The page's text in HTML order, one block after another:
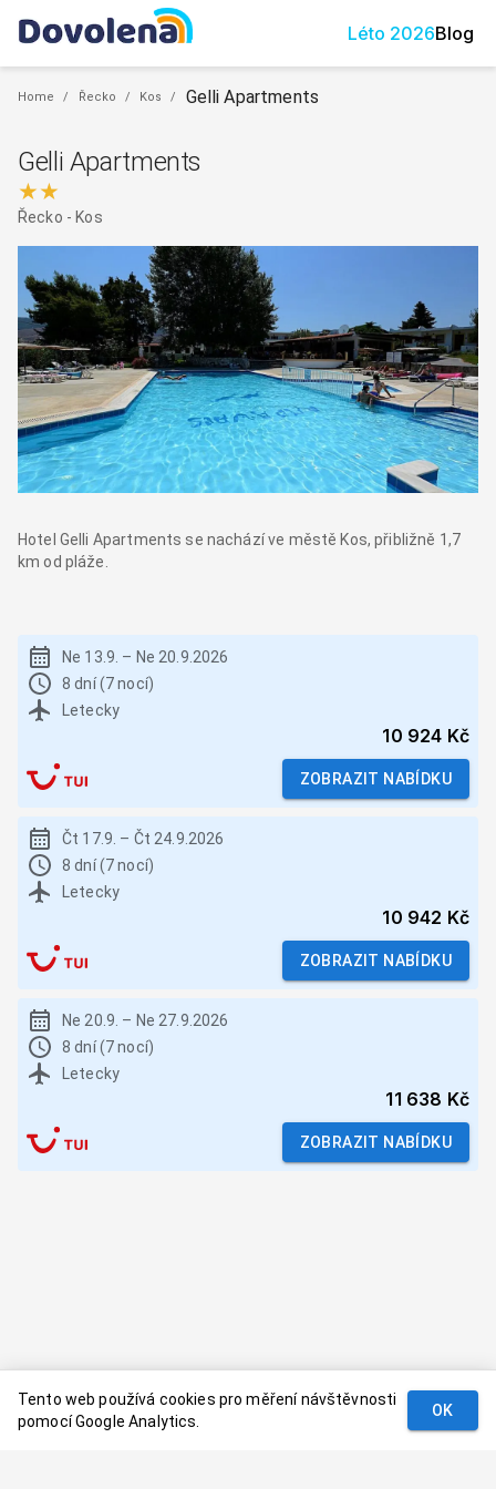
Léto 2026Blog
Home / Řecko / Kos / Gelli Apartments
Gelli Apartments
★★
Řecko - Kos
Hotel Gelli Apartments se nachází ve městě Kos, přibližně 1,7
km od pláže.
Ne 13.9. – Ne 20.9.2026
8 dní (7 nocí)
Letecky
10 924 Kč
ZOBRAZIT NABÍDKU
Čt 17.9. – Čt 24.9.2026
8 dní (7 nocí)
Letecky
10 942 Kč
ZOBRAZIT NABÍDKU
Ne 20.9. – Ne 27.9.2026
8 dní (7 nocí)
Letecky
11 638 Kč
ZOBRAZIT NABÍDKU
Tento web používá cookies pro měření návštěvnosti
pomocí Google Analytics.
OK